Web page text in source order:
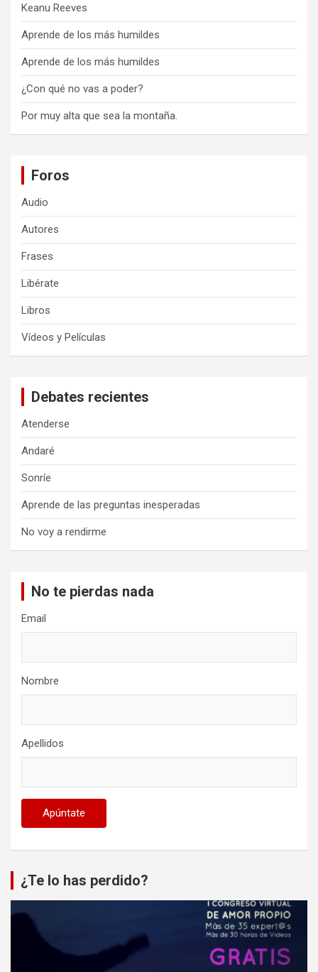
Keanu Reeves
Aprende de los más humildes
Aprende de los más humildes
¿Con qué no vas a poder?
Por muy alta que sea la montaña.
Foros
Audio
Autores
Frases
Libérate
Libros
Vídeos y Películas
Debates recientes
Atenderse
Andaré
Sonríe
Aprende de las preguntas inesperadas
No voy a rendirme
No te pierdas nada
Email
Nombre
Apellidos
¿Te lo has perdido?